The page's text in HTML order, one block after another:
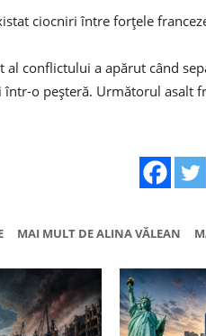
ciocniri între forțele
al conflictului a apărut când
într-o peșteră. Următorul asalt
MAI MULT DE ALINA VĂLEAN